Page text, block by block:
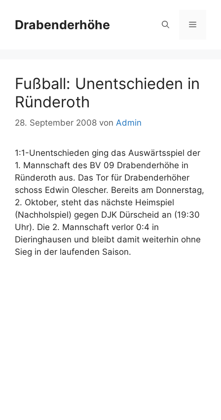
Inhalt
springen
Drabenderhöhe Menü
Fußball: Unentschieden in
Ründeroth
28. September 2008 von Admin
1:1-Unentschieden ging das Auswärtsspiel der
1. Mannschaft des BV 09 Drabenderhöhe in
Ründeroth aus. Das Tor für Drabenderhöher
schoss Edwin Olescher. Bereits am Donnerstag,
2. Oktober, steht das nächste Heimspiel
(Nachholspiel) gegen DJK Dürscheid an (19:30
Uhr). Die 2. Mannschaft verlor 0:4 in
Dieringhausen und bleibt damit weiterhin ohne
Sieg in der laufenden Saison.